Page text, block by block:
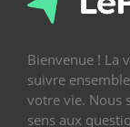
Bienvenue ! La
suivre
votre vie. Nous
sens aux